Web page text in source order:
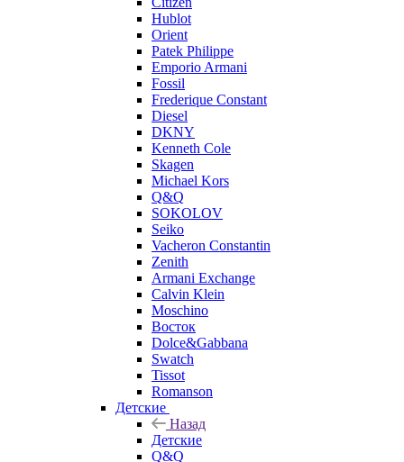
Hublot
Orient
Patek Philippe
Emporio Armani
Fossil
Frederique Constant
Diesel
DKNY
Kenneth Cole
Skagen
Michael Kors
Q&Q
SOKOLOV
Seiko
Vacheron Constantin
Zenith
Armani Exchange
Calvin Klein
Moschino
Восток
Dolce&Gabbana
Swatch
Tissot
Romanson
Детские
Назад
Детские
Q&Q